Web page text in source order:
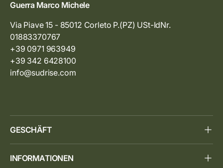
Guerra Marco Michele
Via Piave 15 - 85012 Corleto P.(PZ) USt-IdNr.
01883370767
+39 0971 963949
+39 342 6428100
info@sudrise.com
GESCHÄFT
INFORMATIONEN